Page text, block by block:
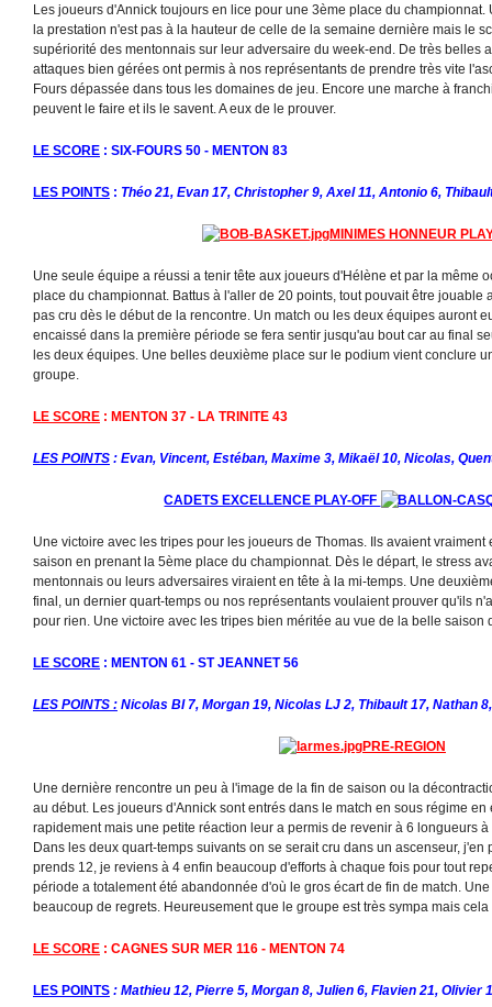
Les joueurs d'Annick toujours en lice pour une 3ème place du championnat.
la prestation n'est pas à la hauteur de celle de la semaine dernière mais le
supériorité des mentonnais sur leur adversaire du week-end. De très belles
attaques bien gérées ont permis à nos représentants de prendre très vite
Fours dépassée dans tous les domaines de jeu. Encore une marche à
peuvent le faire et ils le savent. A eux de le prouver.
LE SCORE : SIX-FOURS 50 - MENTON 83
LES POINTS : Théo 21, Evan 17, Christopher 9, Axel 11, Antonio 6,
MINIMES HONNEUR
Une seule équipe a réussi a tenir tête aux joueurs d'Hélène et par la même
place du championnat. Battus à l'aller de 20 points, tout pouvait être jouable
pas cru dès le début de la rencontre. Un match ou les deux équipes auront
encaissé dans la première période se fera sentir jusqu'au bout car au final
les deux équipes. Une belles deuxième place sur le podium vient conclure
groupe.
LE SCORE : MENTON 37 - LA TRINITE 43
LES POINTS : Evan, Vincent, Estéban, Maxime 3, Mikaël 10, Nicolas,
CADETS EXCELLENCE PLAY-OFF
Une victoire avec les tripes pour les joueurs de Thomas. Ils avaient
saison en prenant la 5ème place du championnat. Dès le départ, le stress
mentonnais ou leurs adversaires viraient en tête à la mi-temps. Une
final, un dernier quart-temps ou nos représentants voulaient prouver qu'ils
pour rien. Une victoire avec les tripes bien méritée au vue de la belle saison
LE SCORE : MENTON 61 - ST JEANNET 56
LES POINTS : Nicolas BI 7, Morgan 19, Nicolas LJ 2, Thibault 17, Nathan
PRE-REGION
Une dernière rencontre un peu à l'image de la fin de saison ou la
au début. Les joueurs d'Annick sont entrés dans le match en sous régime en
rapidement mais une petite réaction leur a permis de revenir à 6 longueurs
Dans les deux quart-temps suivants on se serait cru dans un ascenseur, j'en
prends 12, je reviens à 4 enfin beaucoup d'efforts à chaque fois pour tout
période a totalement été abandonnée d'où le gros écart de fin de match.
beaucoup de regrets. Heureusement que le groupe est très sympa mais
LE SCORE : CAGNES SUR MER 116 - MENTON 74
LES POINTS : Mathieu 12, Pierre 5, Morgan 8, Julien 6, Flavien 21, Olivier